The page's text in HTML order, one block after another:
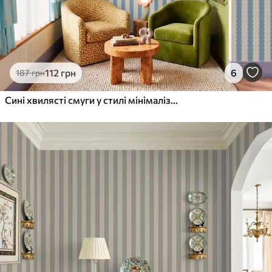
187грн112 грн 6
Сині хвилясті смуги у стилі мінімалізму